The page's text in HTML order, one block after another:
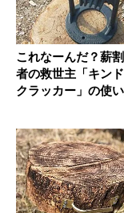
これなーんだ？薪
者の救世主「キン
クラッカー」の使